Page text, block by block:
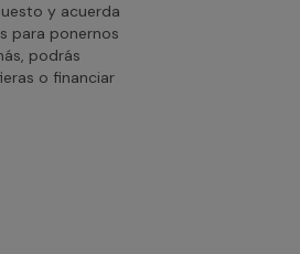
y acuerda
para ponernos
podrás
o financiar